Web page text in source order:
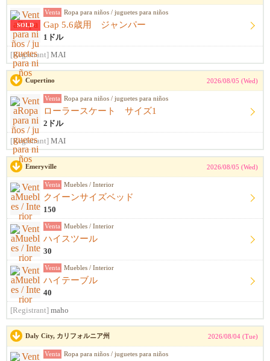
SOLD
Venta Ropa para niños / juguetes para niños
Gap 5.6歳用 ジャンパー
1ドル
[Registrant] MAI
Cupertino 2026/08/05 (Wed)
Venta Ropa para niños / juguetes para niños
ローラースケート サイズ1
2ドル
[Registrant] MAI
Emeryville 2026/08/05 (Wed)
Venta Muebles / Interior
クイーンサイズベッド
150
Venta Muebles / Interior
ハイスツール
30
Venta Muebles / Interior
ハイテーブル
40
[Registrant] maho
Daly City, カリフォルニア州 2026/08/04 (Tue)
Venta Ropa para niños / juguetes para niños